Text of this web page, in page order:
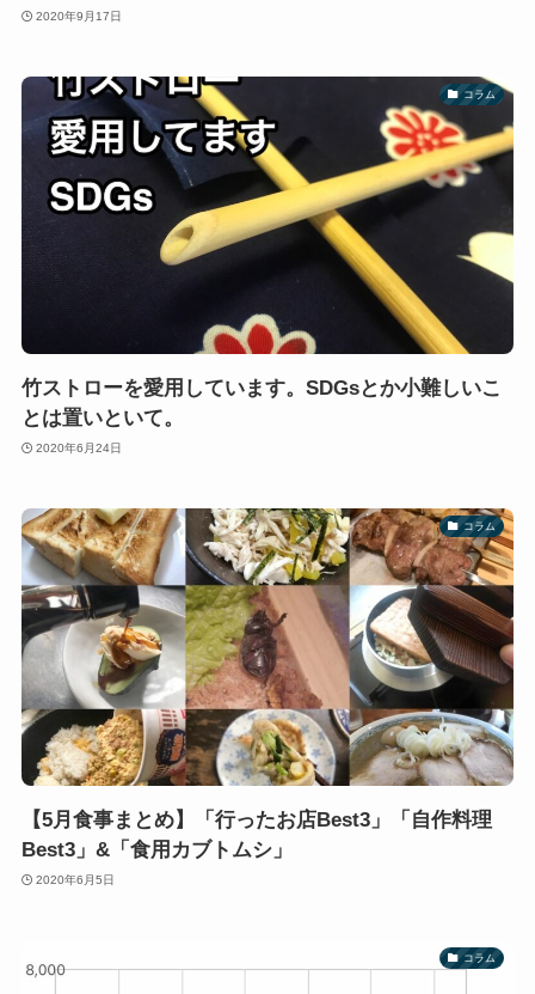
2020年9月17日
コラム
竹ストローを愛用しています。SDGsとか小難しいこ
とは置いといて。
2020年6月24日
コラム
【5月食事まとめ】「行ったお店Best3」「自作料理
Best3」&「食用カブトムシ」
2020年6月5日
コラム